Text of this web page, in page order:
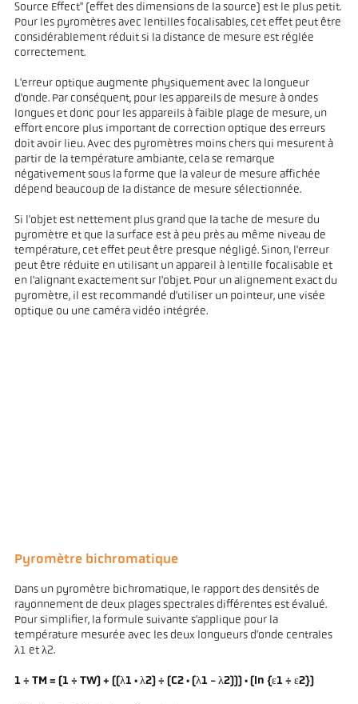
Source Effect" (effet des dimensions de la source) est le plus petit.
Pour les pyromètres avec lentilles focalisables, cet effet peut être
considérablement réduit si la distance de mesure est réglée
correctement.
L'erreur optique augmente physiquement avec la longueur
d'onde. Par conséquent, pour les appareils de mesure à ondes
longues et donc pour les appareils à faible plage de mesure, un
effort encore plus important de correction optique des erreurs
doit avoir lieu. Avec des pyromètres moins chers qui mesurent à
partir de la température ambiante, cela se remarque
négativement sous la forme que la valeur de mesure affichée
dépend beaucoup de la distance de mesure sélectionnée.
Si l'objet est nettement plus grand que la tache de mesure du
pyromètre et que la surface est à peu près au même niveau de
température, cet effet peut être presque négligé. Sinon, l'erreur
peut être réduite en utilisant un appareil à lentille focalisable et
en l'alignant exactement sur l'objet. Pour un alignement exact du
pyromètre, il est recommandé d'utiliser un pointeur, une visée
optique ou une caméra vidéo intégrée.
Pyromètre bichromatique
Dans un pyromètre bichromatique, le rapport des densités de
rayonnement de deux plages spectrales différentes est évalué.
Pour simplifier, la formule suivante s'applique pour la
température mesurée avec les deux longueurs d'onde centrales
λ1 et λ2.
1 ÷ TM = (1 ÷ TW) + ((λ1 · λ2) ÷ (C2 · (λ1 - λ2))) · (ln {ε1 ÷ ε2})